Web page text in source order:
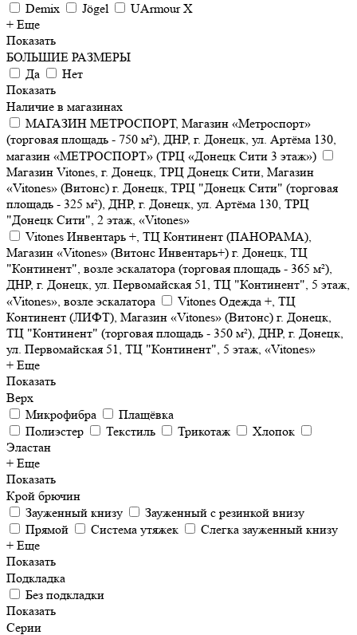
Demix
Jögel
UArmour X
+ Еще
Показать
БОЛЬШИЕ РАЗМЕРЫ
Да
Нет
Показать
Наличие в магазинах
МАГАЗИН МЕТРОСПОРТ, Магазин «Метроспорт»
(торговая площадь - 750 м²), ДНР, г. Донецк, ул. Артёма 130,
магазин «МЕТРОСПОРТ» (ТРЦ «Донецк Сити 3 этаж»)
Магазин Vitones, г. Донецк, ТРЦ Донецк Сити, Магазин
«Vitones» (Витонс) г. Донецк, ТРЦ "Донецк Сити" (торговая
площадь - 325 м²), ДНР, г. Донецк, ул. Артёма 130, ТРЦ
"Донецк Сити", 2 этаж, «Vitones»
Vitones Инвентарь +, ТЦ Континент (ПАНОРАМА),
Магазин «Vitones» (Витонс Инвентарь+) г. Донецк, ТЦ
"Континент", возле эскалатора (торговая площадь - 365 м²),
ДНР, г. Донецк, ул. Первомайская 51, ТЦ "Континент", 5 этаж,
«Vitones», возле эскалатора
Vitones Одежда +, ТЦ
Континент (ЛИФТ), Магазин «Vitones» (Витонс) г. Донецк,
ТЦ "Континент" (торговая площадь - 350 м²), ДНР, г. Донецк,
ул. Первомайская 51, ТЦ "Континент", 5 этаж, «Vitones»
+ Еще
Показать
Верх
Микрофибра
Плащёвка
Полиэстер
Текстиль Трикотаж
Хлопок
Эластан
+ Еще
Показать
Крой брючин
Зауженный книзу
Зауженный с резинкой внизу
Прямой
Система утяжек
Слегка зауженный книзу
+ Еще
Показать
Подкладка
Без подкладки
Показать
Серии